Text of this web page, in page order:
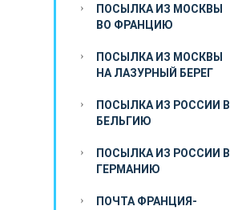
ПОСЫЛКА ИЗ МОСКВЫ
ВО ФРАНЦИЮ
ПОСЫЛКА ИЗ МОСКВЫ
НА ЛАЗУРНЫЙ БЕРЕГ
ПОСЫЛКА ИЗ РОССИИ В
БЕЛЬГИЮ
ПОСЫЛКА ИЗ РОССИИ В
ГЕРМАНИЮ
ПОЧТА ФРАНЦИЯ-